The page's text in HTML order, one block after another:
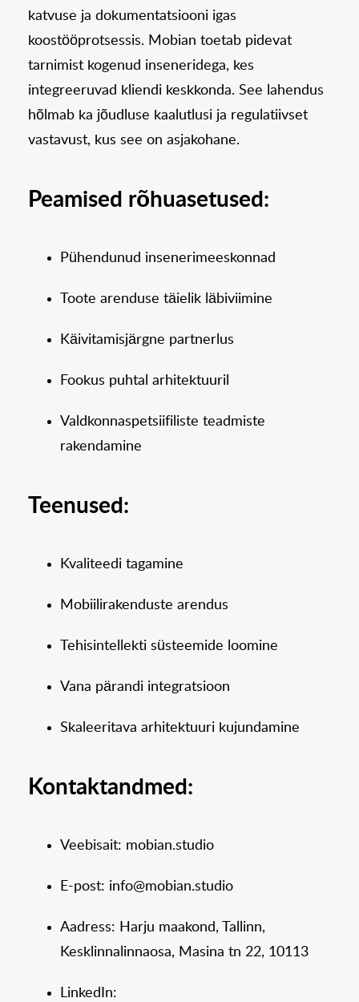
katvuse ja dokumentatsiooni igas
koostööprotsessis. Mobian toetab pidevat
tarnimist kogenud inseneridega, kes
integreeruvad kliendi keskkonda. See lahendus
hõlmab ka jõudluse kaalutlusi ja regulatiivset
vastavust, kus see on asjakohane.
Peamised rõhuasetused:
Pühendunud insenerimeeskonnad
Toote arenduse täielik läbiviimine
Käivitamisjärgne partnerlus
Fookus puhtal arhitektuuril
Valdkonnaspetsiifiliste teadmiste
rakendamine
Teenused:
Kvaliteedi tagamine
Mobiilirakenduste arendus
Tehisintellekti süsteemide loomine
Vana pärandi integratsioon
Skaleeritava arhitektuuri kujundamine
Kontaktandmed:
Veebisait: mobian.studio
E-post: info@mobian.studio
Aadress: Harju maakond, Tallinn,
Kesklinnalinnaosa, Masina tn 22, 10113
LinkedIn: